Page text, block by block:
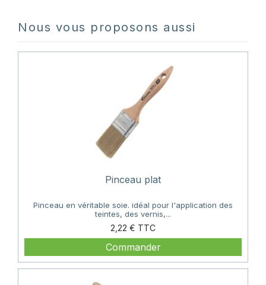
Nous vous proposons aussi
Pinceau plat
Pinceau en véritable soie. idéal pour l'application des
teintes, des vernis,...
2,22 €
Prix
Commander